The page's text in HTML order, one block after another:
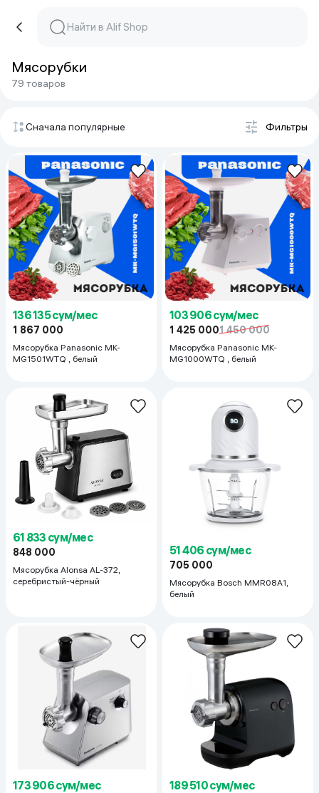
Мясорубки
79 товаров
Сначала популярные Фильтры
136 135 сум/мес
1 867 000
Мясорубка Panasonic MK-
MG1501WTQ , белый
103 906 сум/мес
1 425 0001 450 000
Мясорубка Panasonic MK-
MG1000WTQ , белый
61 833 сум/мес
848 000
Мясорубка Alonsa AL-372,
серебристый-чёрный
51 406 сум/мес
705 000
Мясорубка Bosch MMR08A1,
белый
173 906 сум/мес 189 510 сум/мес